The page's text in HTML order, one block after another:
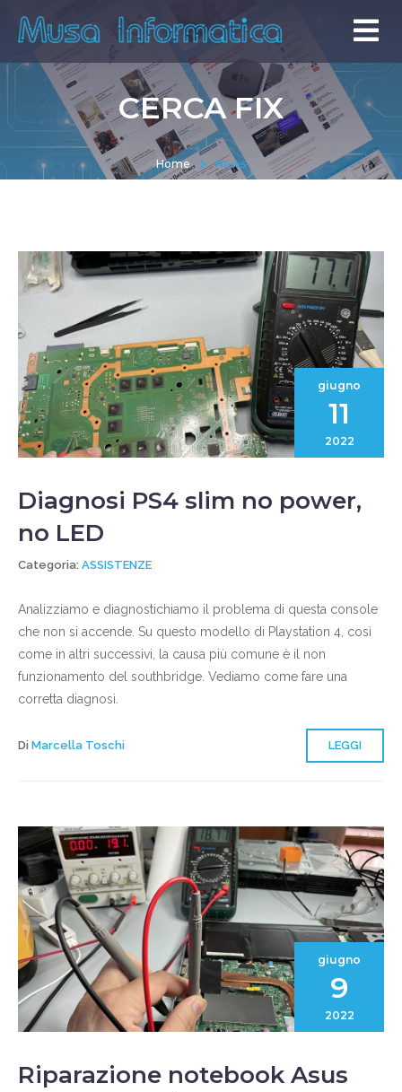
CERCA FIX
Home News
giugno
11
2022
Diagnosi PS4 slim no power,
no LED
Categoria: ASSISTENZE
Analizziamo e diagnostichiamo il problema di questa console
che non si accende. Su questo modello di Playstation 4, così
come in altri successivi, la causa più comune è il non
funzionamento del southbridge. Vediamo come fare una
corretta diagnosi.
Di Marcella Toschi LEGGI
giugno
9
2022
Riparazione notebook Asus